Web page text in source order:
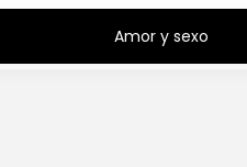
Amor y sexo